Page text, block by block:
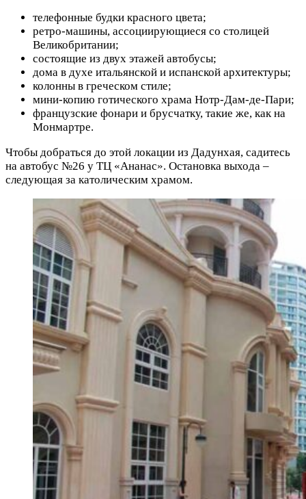
телефонные будки красного цвета;
ретро-машины, ассоциирующиеся со столицей
Великобритании;
состоящие из двух этажей автобусы;
дома в духе итальянской и испанской архитектуры;
колонны в греческом стиле;
мини-копию готического храма Нотр-Дам-де-Пари;
французские фонари и брусчатку, такие же, как на
Монмартре.
Чтобы добраться до этой локации из Дадунхая, садитесь
на автобус №26 у ТЦ «Ананас». Остановка выхода –
следующая за католическим храмом.